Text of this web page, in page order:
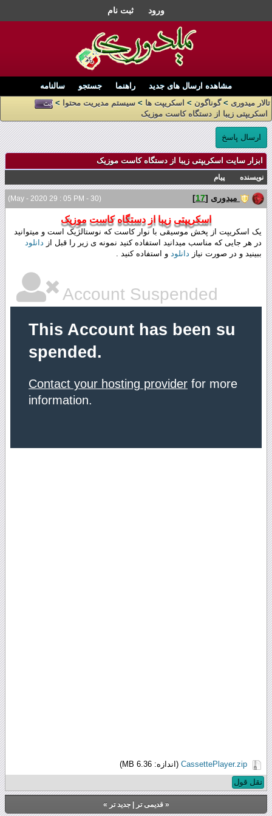
ورود ثبت نام
مشاهده ارسال های جدید راهنما جستجو
سالنامه
تالار میدوری >گوناگون > اسکریپت ها > سیستم مدیریت محتوا
>
اسکریپتی زیبا از دستگاه کاست موزیک
ارسال پاسخ
ابزار سایت اسکریپتی زیبا از دستگاه کاست موزیک
نویسنده پیام
(30 - May - 2020 29 : 05 PM) میدوری [
17
]
اسکریپتی زیبا از دستگاه کاست موزیک
یک اسکریپت از پخش موسیقی با نوار کاست که نوستالژیک است و میتوانید
در هر جایی که مناسب میدانید استفاده کنید نمونه ی زیر را قبل از دانلود
ببینید و در صورت نیاز دانلود و استفاده کنید .
CassettePlayer.zip (اندازه: 6.36 MB)
نقل قول
«قدیمی تر |جدید تر »